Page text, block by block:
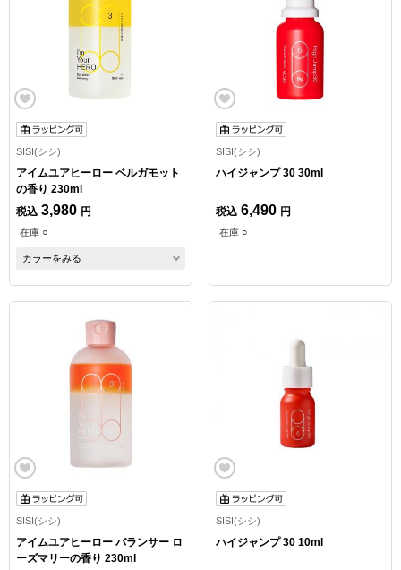
SISI(シシ)
アイムユアヒーロー ベルガモット
の香り 230ml
税込 3,980 円
在庫 ○
カラーをみる
SISI(シシ)
ハイジャンプ 30 30ml
税込 6,490 円
在庫 ○
SISI(シシ)
アイムユアヒーロー バランサー ロ
ーズマリーの香り 230ml
SISI(シシ)
ハイジャンプ 30 10ml